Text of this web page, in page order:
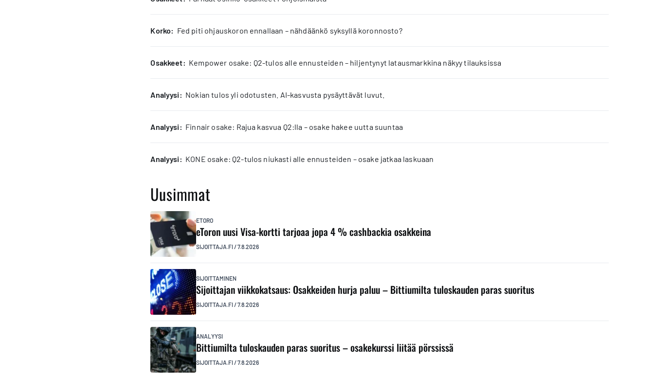
korko: Fed piti ohjauskoron ennallaan – nähdäänkö syksyllä koronnosto?
osakkeet: Kempower osake: Q2-tulos alle ennusteiden – hiljentynyt latausmarkkina näkyy tilauksissa
analyysi: Nokian tulos yli odotusten. AI-kasvusta pysäyttävät luvut.
analyysi: Finnair osake: Rajua kasvua Q2:lla – osake hakee uutta suuntaa
analyysi: KONE osake: Q2-tulos niukasti alle ennusteiden – osake jatkaa laskuaan
Uusimmat
ETORO
eToron uusi Visa-kortti tarjoaa jopa 4 % cashbackia osakkeina
SIJOITTAJA.FI/7.8.2026
SIJOITTAMINEN
Sijoittajan viikkokatsaus: Osakkeiden hurja paluu – Bittiumilta tuloskauden paras suoritus
SIJOITTAJA.FI/7.8.2026
ANALYYSI
Bittiumilta tuloskauden paras suoritus – osakekurssi liitää pörssissä
SIJOITTAJA.FI/7.8.2026